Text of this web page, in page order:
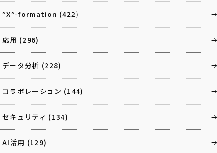
”X”-formation (422)
応用 (296)
データ分析 (228)
コラボレーション (144)
セキュリティ (134)
AI活用 (129)